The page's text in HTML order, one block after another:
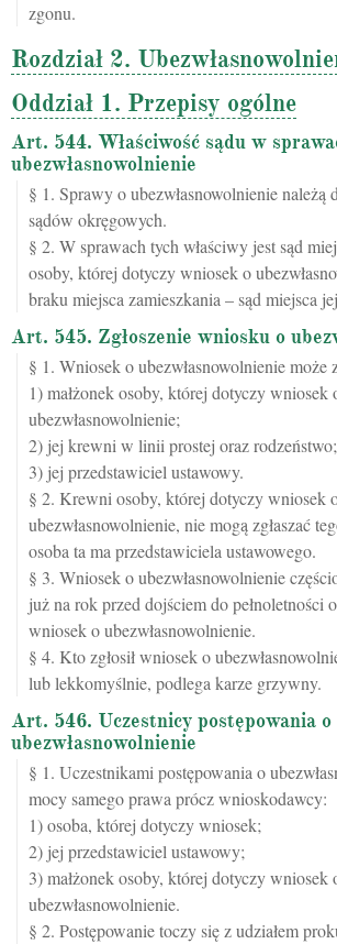
zgonu.
Rozdział 2.
Oddział 1. Przepisy ogólne
Art. 544. Właściwość sądu w
ubezwłasnowolnienie
§ 1. Sprawy o ubezwłasnowolnienie należą
sądów okręgowych.
§ 2. W sprawach tych właściwy jest sąd
osoby, której dotyczy wniosek o
braku miejsca zamieszkania – sąd miejsca
Art. 545. Zgłoszenie wniosku o
§ 1. Wniosek o ubezwłasnowolnienie może
1) małżonek osoby, której dotyczy wniosek
ubezwłasnowolnienie;
2) jej krewni w linii prostej oraz rodzeństwo;
3) jej przedstawiciel ustawowy.
§ 2. Krewni osoby, której dotyczy wniosek
ubezwłasnowolnienie, nie mogą zgłaszać
osoba ta ma przedstawiciela ustawowego.
§ 3. Wniosek o ubezwłasnowolnienie
już na rok przed dojściem do pełnoletności
wniosek o ubezwłasnowolnienie.
§ 4. Kto zgłosił wniosek o
lub lekkomyślnie, podlega karze grzywny.
Art. 546. Uczestnicy postępowania o
ubezwłasnowolnienie
§ 1. Uczestnikami postępowania o
mocy samego prawa prócz wnioskodawcy:
1) osoba, której dotyczy wniosek;
2) jej przedstawiciel ustawowy;
3) małżonek osoby, której dotyczy wniosek
ubezwłasnowolnienie.
§ 2. Postępowanie toczy się z udziałem